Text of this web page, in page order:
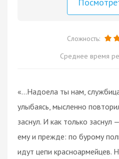
Сложность:
Среднее время
«…Надоела ты нам,
улыбаясь, мысленно
заснул. И как только заснул
ему и прежде: по бурому
идут цепи красноармейцев.